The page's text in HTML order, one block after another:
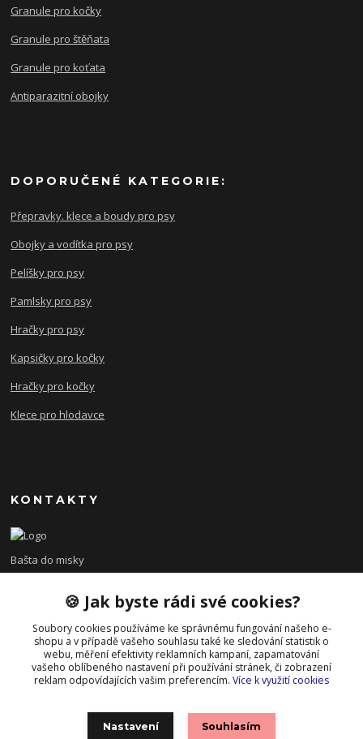
Granule pro kočky
Granule pro štěňata
Granule pro koťata
Antiparazitní obojky
DOPORUČENÉ KATEGORIE:
Přepravky. klece a boudy pro psy
Obojky a vodítka pro psy
Pelíšky pro psy
Pamlsky pro psy
Hračky pro psy
Kapsičky pro kočky
Hračky pro kočky
Klece pro hlodavce
KONTAKTY
Bašta do misky
+420 608 479 610
po - pá 8:00 - 15:00
info@bastadomisky.cz
🍪 Jak byste rádi své cookies?
Soubory cookies používáme ke správnému fungování našeho e-
shopu a v případě vašeho souhlasu také ke sledování statistik o
webu, měření efektivity reklamních kampaní, zapamatování
vašeho oblíbeného nastavení při používání stránek, či zobrazení
reklam odpovídajících vašim preferencím. Více k využití cookies
Nastavení Souhlasím